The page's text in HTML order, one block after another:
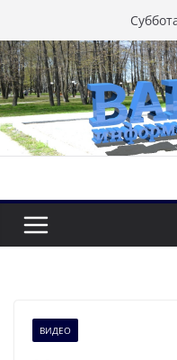
к
содержимому
ВИДЕО